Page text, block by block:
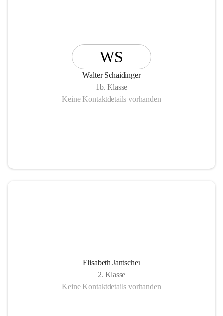
WS
Walter Schaidinger
1b. Klasse
Keine Kontaktdetails vorhanden
Elisabeth Jantscher
2. Klasse
Keine Kontaktdetails vorhanden